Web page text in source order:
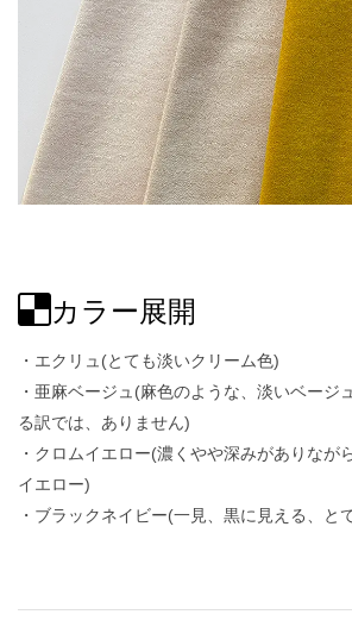
カラー展開
・エクリュ(とても淡いクリーム色)
・亜麻ベージュ(麻色のような、淡いベージ
る訳では、ありません)
・クロムイエロー(濃くやや深みがありなが
イエロー)
・ブラックネイビー(一見、黒に見える、と